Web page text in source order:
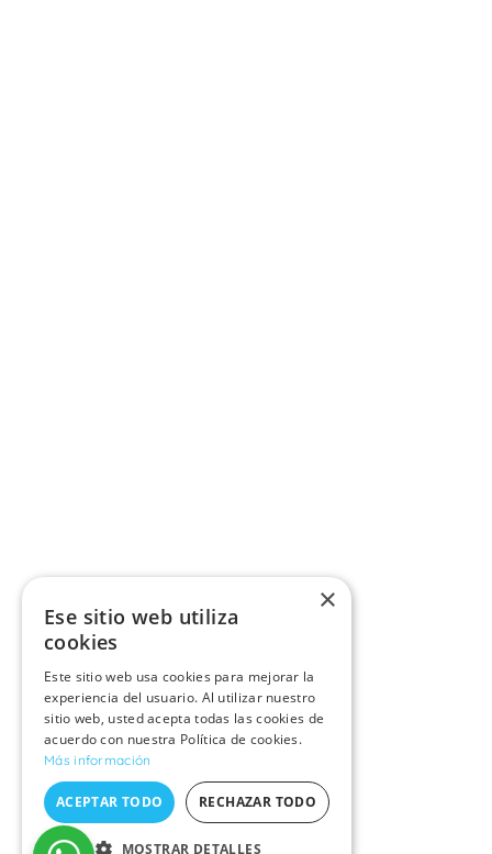
×
Ese sitio web utiliza
cookies
Este sitio web usa cookies para mejorar la
experiencia del usuario. Al utilizar nuestro
sitio web, usted acepta todas las cookies de
acuerdo con nuestra Política de cookies.
Más información
ACEPTAR TODO RECHAZAR TODO
MOSTRAR DETALLES